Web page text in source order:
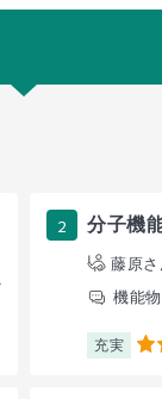
2 分子機
藤原
機能
充実 5